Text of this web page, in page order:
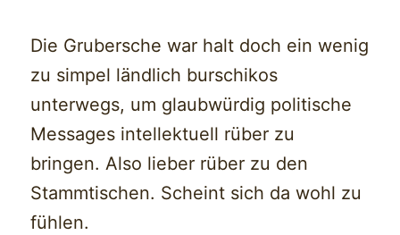
Die Grubersche war halt doch ein wenig
zu simpel ländlich burschikos
unterwegs, um glaubwürdig politische
Messages intellektuell rüber zu
bringen. Also lieber rüber zu den
Stammtischen. Scheint sich da wohl zu
fühlen.